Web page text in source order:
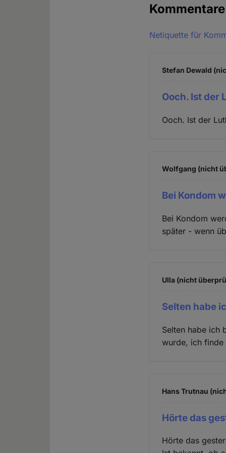
Kommentare
Netiquette für
Stefan Dewald
Ooch. Ist der
Ooch. Ist der
Wolfgang (nicht
Bei Kondom
Bei Kondom
später - wenn
Ulla (nicht
Selten habe
Selten habe ich
wurde, ich finde
Hans Trutnau
Hörte das
Hörte das